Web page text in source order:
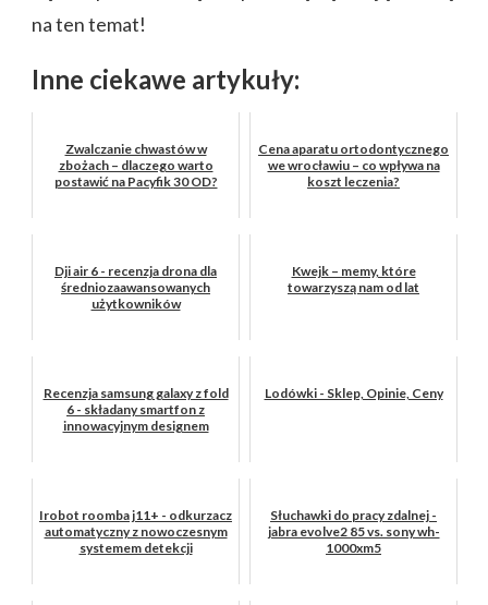
na ten temat!
Inne ciekawe artykuły:
Zwalczanie chwastów w
zbożach – dlaczego warto
postawić na Pacyfik 30 OD?
Cena aparatu ortodontycznego
we wrocławiu – co wpływa na
koszt leczenia?
Dji air 6 - recenzja drona dla
średniozaawansowanych
użytkowników
Kwejk – memy, które
towarzyszą nam od lat
Recenzja samsung galaxy z fold
6 - składany smartfon z
innowacyjnym designem
Lodówki - Sklep, Opinie, Ceny
Irobot roomba j11+ - odkurzacz
automatyczny z nowoczesnym
systemem detekcji
Słuchawki do pracy zdalnej -
jabra evolve2 85 vs. sony wh-
1000xm5